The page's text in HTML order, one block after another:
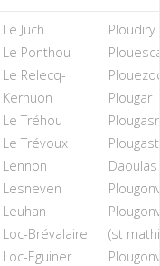
Le Juch
Le Ponthou
Le Relecq-
Kerhuon
Le Tréhou
Le Trévoux
Lennon
Lesneven
Leuhan
Loc-Brévalaire
Loc-Eguiner
Ploudiry
Plougar
Daoulas
(st